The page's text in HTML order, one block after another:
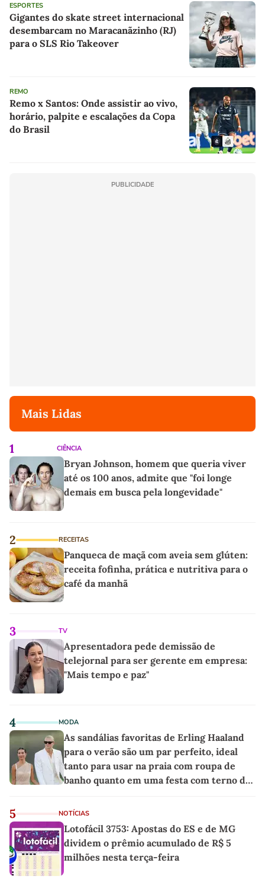
ESPORTES
Gigantes do skate street internacional
desembarcam no Maracanãzinho (RJ)
para o SLS Rio Takeover
REMO
Remo x Santos: Onde assistir ao vivo,
horário, palpite e escalações da Copa
do Brasil
PUBLICIDADE
Mais Lidas
1 CIÊNCIA
Bryan Johnson, homem que queria viver
até os 100 anos, admite que "foi longe
demais em busca pela longevidade"
2 RECEITAS
Panqueca de maçã com aveia sem glúten:
receita fofinha, prática e nutritiva para o
café da manhã
3 TV
Apresentadora pede demissão de
telejornal para ser gerente em empresa:
"Mais tempo e paz"
4 MODA
As sandálias favoritas de Erling Haaland
para o verão são um par perfeito, ideal
tanto para usar na praia com roupa de
banho quanto em uma festa com terno de
5 NOTÍCIAS
Lotofácil 3753: Apostas do ES e de MG
dividem o prêmio acumulado de R$ 5
milhões nesta terça-feira